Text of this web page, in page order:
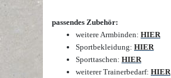
passendes Zubehör:
weitere Armbinden: HIER
Sportbekleidung: HIER
Sporttaschen: HIER
weiterer Trainerbedarf: HIER